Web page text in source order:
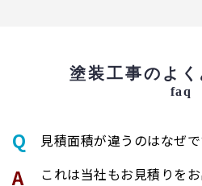
塗装工事のよ
faq
⾒積⾯積が違うのはなぜで
これは当社もお見積りを